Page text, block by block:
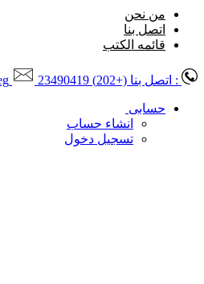
من نحن
اتصل بنا
قائمه الكتب
: اتصل بنا (+202) 23490419
حسابى
انشاء حساب
تسجيل دخول